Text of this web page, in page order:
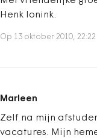
Henk lonink.
Op 13 oktober 2010, 22:22
Marleen
Zelf na mijn
vacatures. Mijn